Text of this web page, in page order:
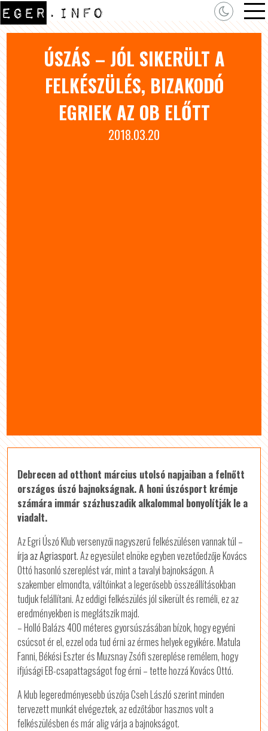
ÚSZÁS – JÓL SIKERÜLT A
FELKÉSZÜLÉS, BIZAKODÓ
EGRIEK AZ OB ELŐTT
2018.03.20
Debrecen ad otthont március utolsó napjaiban a felnőtt
országos úszó bajnokságnak. A honi úszósport krémje
számára immár százhuszadik alkalommal bonyolítják le a
viadalt.
Az Egri Úszó Klub versenyzői nagyszerű felkészülésen vannak túl –
írja az Agriasport. Az egyesület elnöke egyben vezetőedzője Kovács
Ottó hasonló szereplést vár, mint a tavalyi bajnokságon. A
szakember elmondta, váltóinkat a legerősebb összeállításokban
tudjuk felállítani. Az eddigi felkészülés jól sikerült és reméli, ez az
eredményekben is meglátszik majd.
– Holló Balázs 400 méteres gyorsúszásában bízok, hogy egyéni
csúcsot ér el, ezzel oda tud érni az érmes helyek egyikére. Matula
Fanni, Békési Eszter és Muzsnay Zsófi szereplése remélem, hogy
ifjúsági EB-csapattagságot fog érni – tette hozzá Kovács Ottó.
A klub legeredményesebb úszója Cseh László szerint minden
tervezett munkát elvégeztek, az edzőtábor hasznos volt a
felkészülésben és már alig várja a bajnokságot.